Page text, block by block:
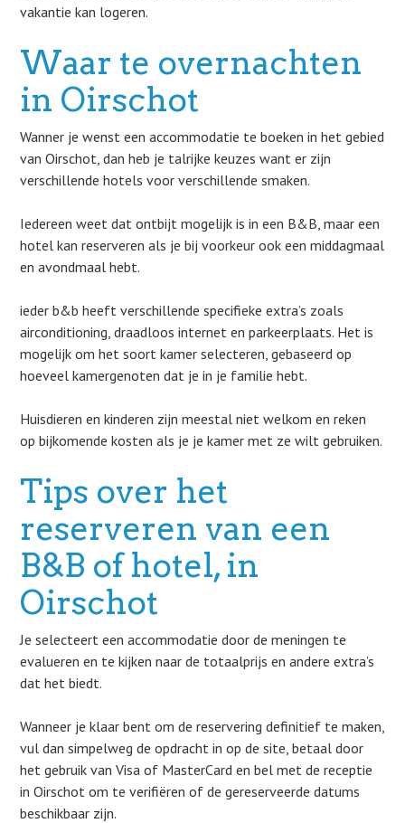
vakantie kan logeren.
Waar te overnachten
in Oirschot
Wanner je wenst een accommodatie te boeken in het gebied
van Oirschot, dan heb je talrijke keuzes want er zijn
verschillende hotels voor verschillende smaken.
Iedereen weet dat ontbijt mogelijk is in een B&B, maar een
hotel kan reserveren als je bij voorkeur ook een middagmaal
en avondmaal hebt.
ieder b&b heeft verschillende specifieke extra’s zoals
airconditioning, draadloos internet en parkeerplaats. Het is
mogelijk om het soort kamer selecteren, gebaseerd op
hoeveel kamergenoten dat je in je familie hebt.
Huisdieren en kinderen zijn meestal niet welkom en reken
op bijkomende kosten als je je kamer met ze wilt gebruiken.
Tips over het
reserveren van een
B&B of hotel, in
Oirschot
Je selecteert een accommodatie door de meningen te
evalueren en te kijken naar de totaalprijs en andere extra’s
dat het biedt.
Wanneer je klaar bent om de reservering definitief te maken,
vul dan simpelweg de opdracht in op de site, betaal door
het gebruik van Visa of MasterCard en bel met de receptie
in Oirschot om te verifiëren of de gereserveerde datums
beschikbaar zijn.